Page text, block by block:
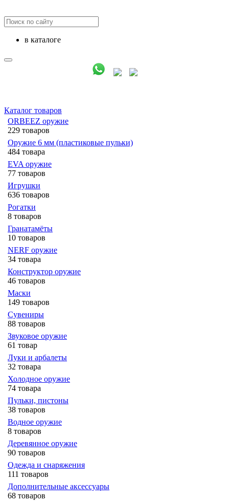
в каталоге
Каталог товаров
ORBEEZ оружие
229 товаров
Оружие 6 мм (пластиковые пульки)
484 товара
EVA оружие
77 товаров
Игрушки
636 товаров
Рогатки
8 товаров
Гранатамёты
10 товаров
NERF оружие
34 товара
Конструктор оружие
46 товаров
Маски
149 товаров
Сувениры
88 товаров
Звуковое оружие
61 товар
Луки и арбалеты
32 товара
Холодное оружие
74 товара
Пульки, пистоны
38 товаров
Водное оружие
8 товаров
Деревянное оружие
90 товаров
Одежда и снаряжения
111 товаров
Дополнительные аксессуары
68 товаров